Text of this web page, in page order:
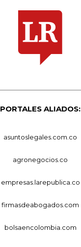
PORTALES ALIADOS:
asuntoslegales.com.co
agronegocios.co
empresas.larepublica.co
firmasdeabogados.com
bolsaencolombia.com